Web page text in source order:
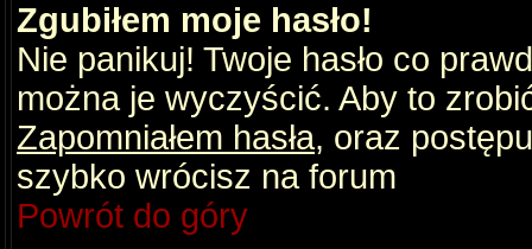
Zgubiłem moje hasło!
Nie panikuj! Twoje hasło co
można je wyczyścić. Aby to
Zapomniałem hasła, oraz
szybko wrócisz na forum
Powrót do góry